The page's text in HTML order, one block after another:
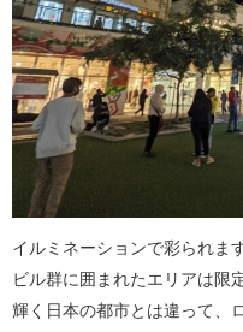
イルミネーションで彩られま
ビル群に囲まれたエリアは限
輝く日本の都市とは違って、